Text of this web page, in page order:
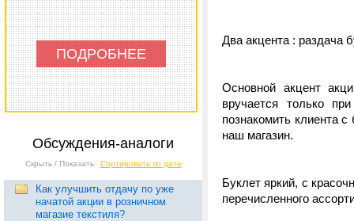
ПОДРОБНЕЕ
Обсуждения-аналоги
Скрыть / Показать Сортировать по дате
Как улучшить отдачу по уже
начатой акции в розничном
магазие текстиля?
Два акцента : раздача
Основной акцент
вручается только
познакомить клиента
наш магазин.
Буклет яркий, с
перечисленного